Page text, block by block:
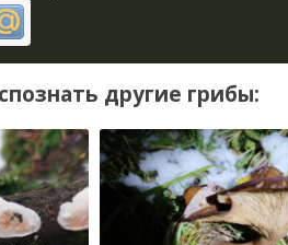
другие грибы: